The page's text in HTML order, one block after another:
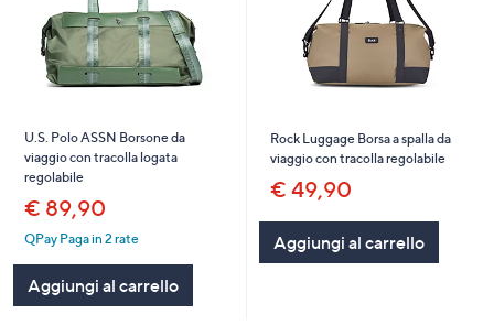
U.S. Polo ASSN Borsone da
viaggio con tracolla logata
regolabile
€ 89,90
QPay Paga in 2 rate
Aggiungi al carrello
Rock Luggage Borsa a spalla da
viaggio con tracolla regolabile
€ 49,90
Aggiungi al carrello